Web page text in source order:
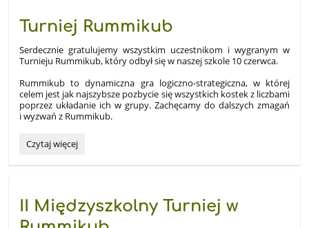
Turniej Rummikub
Serdecznie gratulujemy wszystkim uczestnikom i wygranym w
Turnieju Rummikub, który odbył się w naszej szkole 10 czerwca.
Rummikub to dynamiczna gra logiczno-strategiczna, w której
celem jest jak najszybsze pozbycie się wszystkich kostek z liczbami
poprzez układanie ich w grupy. Zachęcamy do dalszych zmagań
i wyzwań z Rummikub.
Turniej
Czytaj więcej
II Międzyszkolny Turniej w